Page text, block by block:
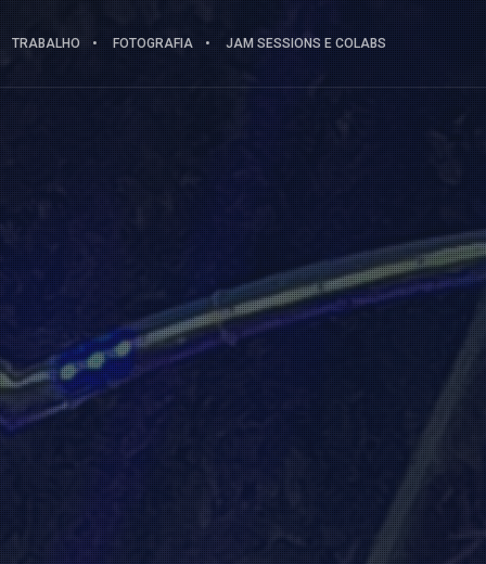
TRABALHO FOTOGRAFIA JAM SESSIONS E COLABS